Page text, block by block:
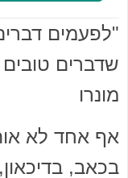
"לפעמים
שדברים טובים
מונרו
אף אחד לא
בכאב,